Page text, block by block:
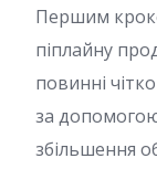
Першим
піплайну
повинні
за
збільшення